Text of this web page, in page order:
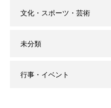
文化・スポーツ・芸術
未分類
行事・イベント